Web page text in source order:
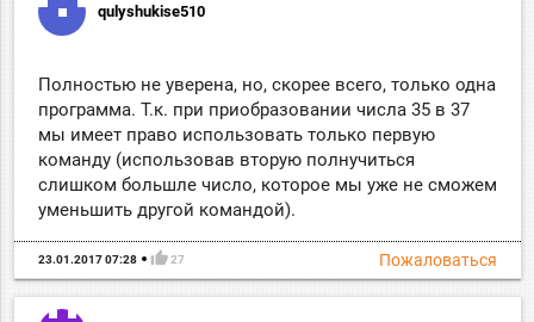
qulyshukise510
Полностью не уверена, но, скорее всего, только одна
программа. Т.к. при приобразовании числа 35 в 37
мы имеет право использовать только первую
команду (использовав вторую полнучиться
слишком большле число, которое мы уже не сможем
уменьшить другой командой).
Пожаловаться
23.01.2017 07:28 thumb_up 27